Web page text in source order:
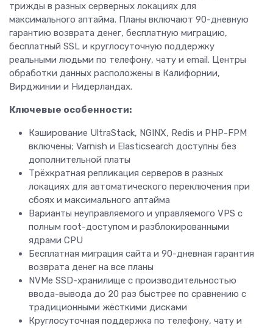
трижды в разных серверных локациях для
максимального аптайма. Планы включают 90-дневную
гарантию возврата денег, бесплатную миграцию,
бесплатный SSL и круглосуточную поддержку
реальными людьми по телефону, чату и email. Центры
обработки данных расположены в Калифорнии,
Вирджинии и Нидерландах.
Ключевые особенности:
Кэширование UltraStack, NGINX, Redis и PHP-FPM
включены; Varnish и Elasticsearch доступны без
дополнительной платы
Трёхкратная репликация серверов в разных
локациях для автоматического переключения при
сбоях и максимального аптайма
Варианты неуправляемого и управляемого VPS с
полным root-доступом и разблокированными
ядрами CPU
Бесплатная миграция сайта и 90-дневная гарантия
возврата денег на все планы
NVMe SSD-хранилище с производительностью
ввода-вывода до 20 раз быстрее по сравнению с
традиционными жёсткими дисками
Круглосуточная поддержка по телефону, чату и